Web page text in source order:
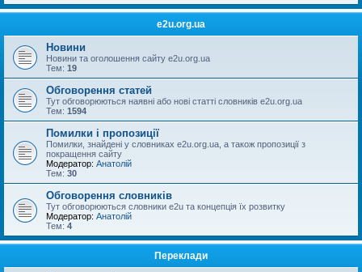
e2u.org.ua
Новини
Новини та оголошення сайту e2u.org.ua
Тем: 19
Обговорення статей
Тут обговорюються наявні або нові статті словників e2u.org.ua
Тем: 1594
Помилки і пропозиції
Помилки, знайдені у словниках e2u.org.ua, а також пропозиції з
покращення сайту
Модератор: Анатолій
Тем: 30
Обговорення словників
Тут обговорюються словники e2u та концепція їх розвитку
Модератор: Анатолій
Тем: 4
Переклади